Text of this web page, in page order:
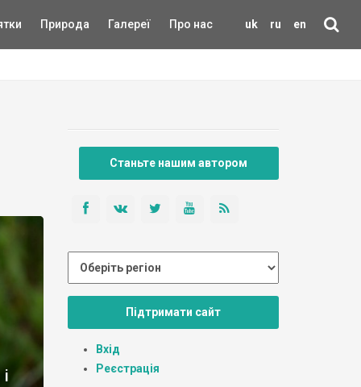
uk ru en
Природа Галереї Про нас
Станьте нашим автором
Підтримати сайт
Вхід
Реєстрація